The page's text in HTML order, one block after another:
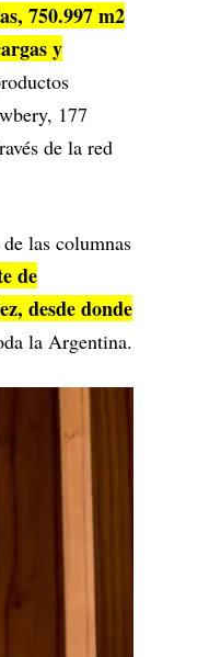
750.997 m2
y
177
de la red
las columnas
de
desde donde
la Argentina.